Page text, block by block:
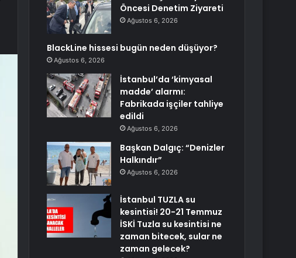
Öncesi Denetim Ziyareti
Ağustos 6, 2026
BlackLine hissesi bugün neden düşüyor?
Ağustos 6, 2026
İstanbul’da ‘kimyasal
madde’ alarmı:
Fabrikada işçiler tahliye
edildi
Ağustos 6, 2026
Başkan Dalgıç: “Denizler
Halkındır”
Ağustos 6, 2026
İstanbul TUZLA su
kesintisi! 20-21 Temmuz
İSKİ Tuzla su kesintisi ne
zaman bitecek, sular ne
zaman gelecek?